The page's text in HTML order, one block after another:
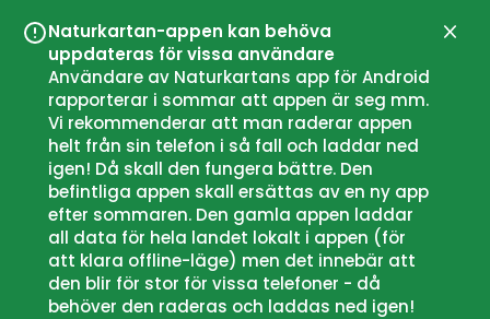
Naturkartan-appen kan behöva
uppdateras för vissa användare
Användare av Naturkartans app för Android
rapporterar i sommar att appen är seg mm.
Vi rekommenderar att man raderar appen
helt från sin telefon i så fall och laddar ned
igen! Då skall den fungera bättre. Den
befintliga appen skall ersättas av en ny app
efter sommaren. Den gamla appen laddar
all data för hela landet lokalt i appen (för
att klara offline-läge) men det innebär att
den blir för stor för vissa telefoner - då
behöver den raderas och laddas ned igen!